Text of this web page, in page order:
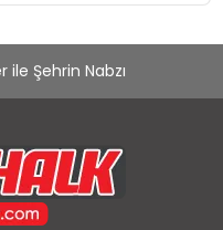
Şehrin Nabzı